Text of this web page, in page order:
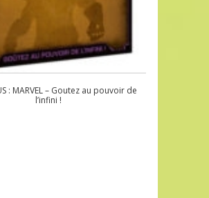
: MARVEL – Goutez au pouvoir de
l’infini !